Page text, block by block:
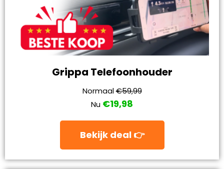
Grippa Telefoonhouder
Normaal€59,99
Nu €19,98
Bekijk deal 👉